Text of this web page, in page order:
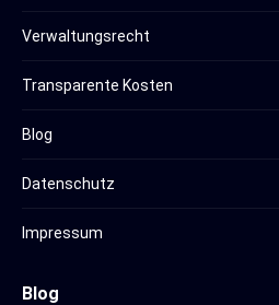
Verwaltungsrecht
Transparente Kosten
Blog
Datenschutz
Impressum
Blog